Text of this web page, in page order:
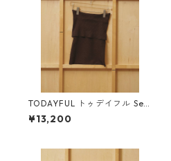
TODAYFUL トゥデイフル Sea
mless Offshoulder Knit (BR
N) 12610531
¥13,200